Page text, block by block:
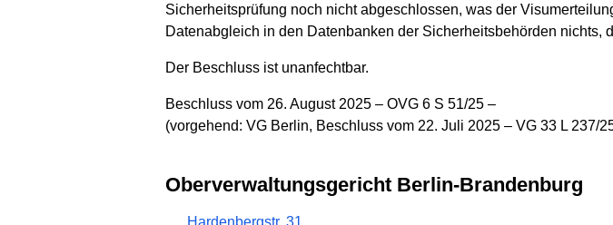
Sicherheitsprüfung noch nicht abgeschlossen, was der
Datenabgleich in den Datenbanken der Sicherheitsbehörden nichts,
Der Beschluss ist unanfechtbar.
Beschluss vom 26. August 2025 – OVG 6 S 51/25 –
(vorgehend: VG Berlin, Beschluss vom 22. Juli 2025 – VG 33 L 237/
Oberverwaltungs­gericht Berlin-Brandenburg
Hardenbergstr. 31